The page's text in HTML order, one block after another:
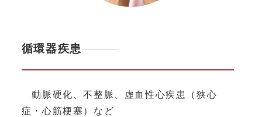
循環器疾患
動脈硬化、不整脈、虚血性心疾患（狭心
症・心筋梗塞）など